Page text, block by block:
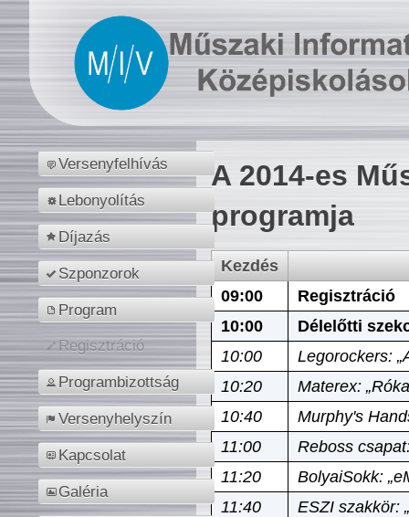
Versenyfelhívás
Lebonyolítás
Díjazás
Szponzorok
Program
Regisztráció
Programbizottság
Versenyhelyszín
Kapcsolat
Galéria
A 2014-es
programja
Kezdés
09:00
Regisztráció
10:00
Délelőtti
10:00
Legorockers:
10:20
Materex:
10:40
Murphy's
11:00
Reboss
11:20
BolyaiSokk:
11:40
ESZI szakkör: